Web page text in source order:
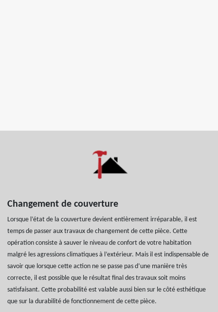
Changement de couverture
Lorsque l’état de la couverture devient entièrement irréparable, il est
temps de passer aux travaux de changement de cette pièce. Cette
opération consiste à sauver le niveau de confort de votre habitation
malgré les agressions climatiques à l’extérieur. Mais il est indispensable de
savoir que lorsque cette action ne se passe pas d’une manière très
correcte, il est possible que le résultat final des travaux soit moins
satisfaisant. Cette probabilité est valable aussi bien sur le côté esthétique
que sur la durabilité de fonctionnement de cette pièce.